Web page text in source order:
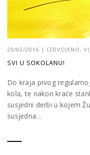
26/02/2016 | IZDVOJENO ,
SVI U SOKOLANU!
Do kraja prvog
kola, te nakon kraće
susjedni derbi u kojem
susjedna...